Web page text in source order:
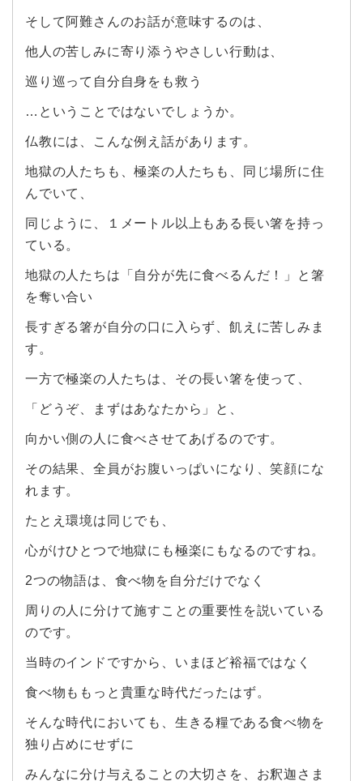
そして阿難さんのお話が意味するのは、
他人の苦しみに寄り添うやさしい行動は、
巡り巡って自分自身をも救う
…ということではないでしょうか。
仏教には、こんな例え話があります。
地獄の人たちも、極楽の人たちも、同じ場所に住
んでいて、
同じように、１メートル以上もある長い箸を持っ
ている。
地獄の人たちは「自分が先に食べるんだ！」と箸
を奪い合い
長すぎる箸が自分の口に入らず、飢えに苦しみま
す。
一方で極楽の人たちは、その長い箸を使って、
「どうぞ、まずはあなたから」と、
向かい側の人に食べさせてあげるのです。
その結果、全員がお腹いっぱいになり、笑顔にな
れます。
たとえ環境は同じでも、
心がけひとつで地獄にも極楽にもなるのですね。
2つの物語は、食べ物を自分だけでなく
周りの人に分けて施すことの重要性を説いている
のです。
当時のインドですから、いまほど裕福ではなく
食べ物ももっと貴重な時代だったはず。
そんな時代においても、生きる糧である食べ物を
独り占めにせずに
みんなに分け与えることの大切さを、お釈迦さま